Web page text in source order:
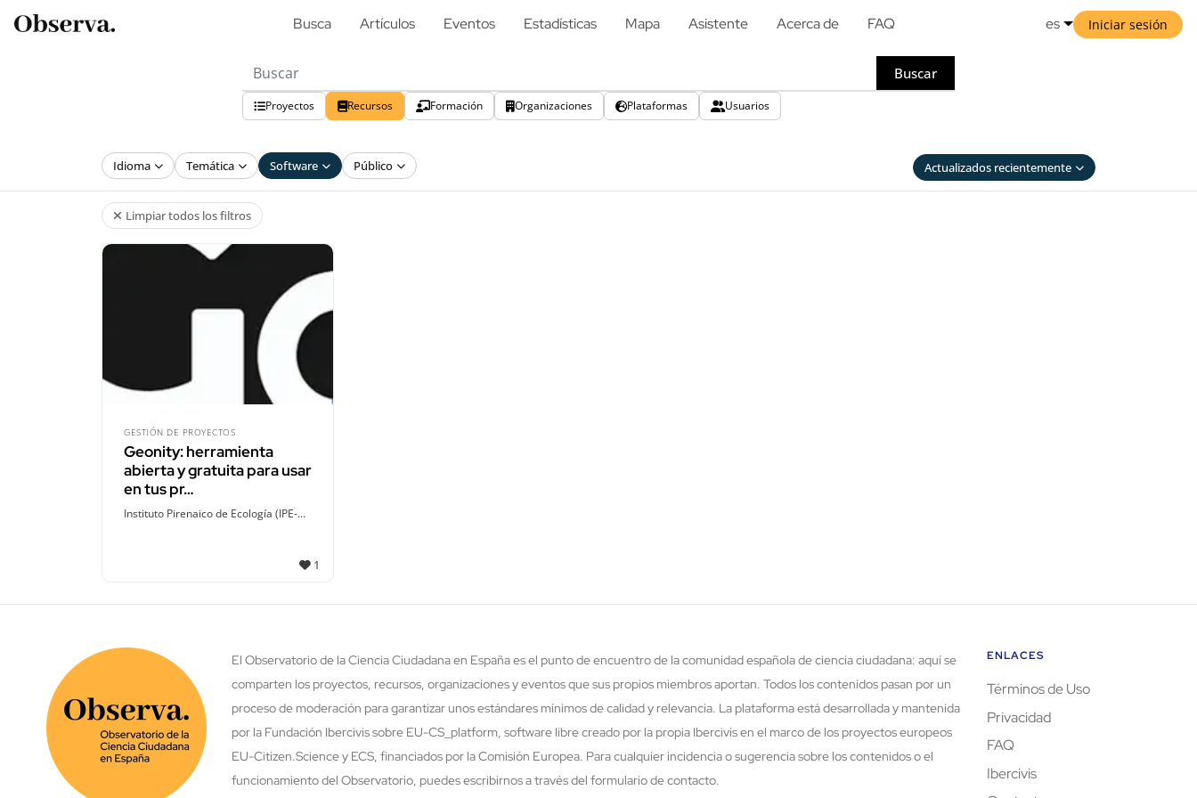
es Iniciar sesión
Busca Artículos Eventos Estadísticas Mapa Asistente Acerca de FAQ
Buscar
Proyectos Recursos Formación Organizaciones Plataformas Usuarios
Idioma Temática Software Público Actualizados recientemente
Limpiar todos los filtros
GESTIÓN DE PROYECTOS
Geonity: herramienta
abierta y gratuita para usar
en tus pr…
Instituto Pirenaico de Ecología (IPE-CSIC)
1
El Observatorio de la Ciencia Ciudadana en España es el punto de encuentro de la comunidad española de ciencia ciudadana: aquí se
comparten los proyectos, recursos, organizaciones y eventos que sus propios miembros aportan. Todos los contenidos pasan por un
proceso de moderación para garantizar unos estándares mínimos de calidad y relevancia. La plataforma está desarrollada y mantenida
por la Fundación Ibercivis sobre EU-CS_platform, software libre creado por la propia Ibercivis en el marco de los proyectos europeos
EU-Citizen.Science y ECS, financiados por la Comisión Europea. Para cualquier incidencia o sugerencia sobre los contenidos o el
funcionamiento del Observatorio, puedes escribirnos a través del formulario de contacto.
ENLACES
Términos de Uso
Privacidad
FAQ
Ibercivis